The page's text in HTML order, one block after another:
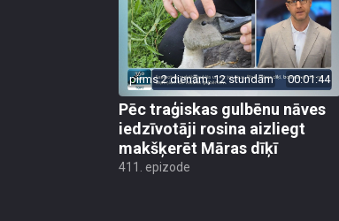
pirms 2 dienām, 12 stundām 00:01:44
Pēc traģiskas gulbēnu nāves
iedzīvotāji rosina aizliegt
makšķerēt Māras dīķī
411. epizode